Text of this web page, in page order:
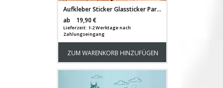
Aufkleber Sticker Glassticker Partyaufkleber Strandpiraten Pirat Seestern Krake Oktopus Seepferd Anker Krebs und Punkte M2008
ab
19,90 €
Lieferzeit: 1-2 Werktage nach
Zahlungseingang
ZUM WARENKORB HINZUFÜGEN